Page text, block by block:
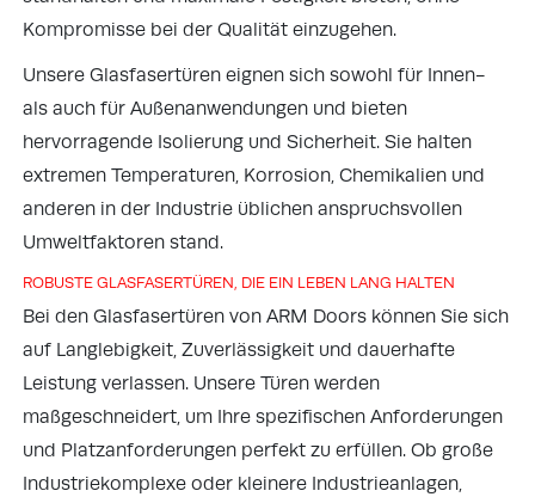
Kompromisse bei der Qualität einzugehen.
Unsere Glasfasertüren eignen sich sowohl für Innen-
als auch für Außenanwendungen und bieten
hervorragende Isolierung und Sicherheit. Sie halten
extremen Temperaturen, Korrosion, Chemikalien und
anderen in der Industrie üblichen anspruchsvollen
Umweltfaktoren stand.
ROBUSTE GLASFASERTÜREN, DIE EIN LEBEN LANG HALTEN
Bei den Glasfasertüren von ARM Doors können Sie sich
auf Langlebigkeit, Zuverlässigkeit und dauerhafte
Leistung verlassen. Unsere Türen werden
maßgeschneidert, um Ihre spezifischen Anforderungen
und Platzanforderungen perfekt zu erfüllen. Ob große
Industriekomplexe oder kleinere Industrieanlagen,